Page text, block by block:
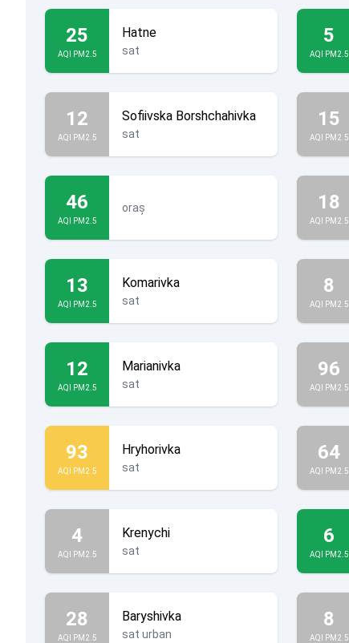
25
AQI PM2.5
Hatne
sat
5
AQI PM2.5
12
AQI PM2.5
Sofiivska Borshchahivka
sat
15
AQI PM2.5
46
AQI PM2.5
oraș 18
AQI PM2.5
13
AQI PM2.5
Komarivka
sat
8
AQI PM2.5
12
AQI PM2.5
Marianivka
sat
96
AQI PM2.5
93
AQI PM2.5
Hryhorivka
sat
64
AQI PM2.5
4
AQI PM2.5
Krenychi
sat
6
AQI PM2.5
28
AQI PM2.5
Baryshivka
sat urban
8
AQI PM2.5